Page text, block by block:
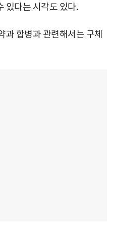
있다는 시각도 있다.
과 합병과 관련해서는 구체